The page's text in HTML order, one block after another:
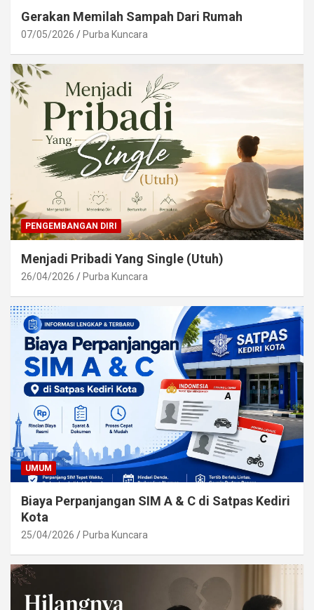
Gerakan Memilah Sampah Dari Rumah
07/05/2026 Purba Kuncara
PENGEMBANGAN DIRI
Menjadi Pribadi Yang Single (Utuh)
26/04/2026 Purba Kuncara
UMUM
Biaya Perpanjangan SIM A & C di Satpas Kediri
Kota
25/04/2026 Purba Kuncara